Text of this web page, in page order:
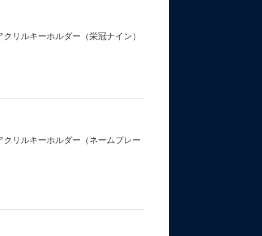
リルキーホルダー（栄冠ナイン）
リルキーホルダー（ネームプレー